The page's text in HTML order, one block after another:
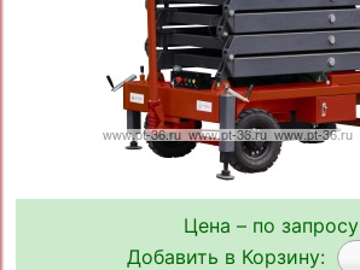
Цена – по запросу
Добавить в Корзину: